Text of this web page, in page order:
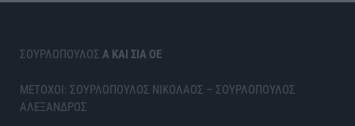
ΣΟΥΡΛΟΠΟΥΛΟΣ Α ΚΑΙ ΣΙΑ ΟΕ
ΜΕΤΟΧΟΙ: ΣΟΥΡΛΟΠΟΥΛΟΣ ΝΙΚΟΛΑΟΣ – ΣΟΥΡΛΟΠΟΥΛΟΣ
ΑΛΕΞΑΝΔΡΟΣ